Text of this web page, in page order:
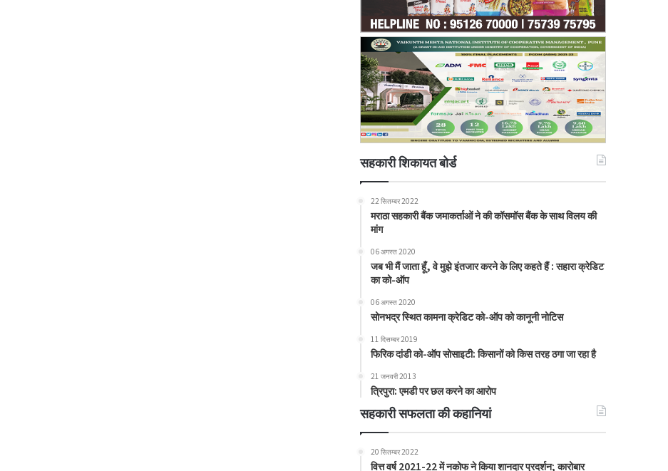
सहकारी शिकायत बोर्ड
22 सितम्बर 2022
मराठा सहकारी बैंक जमाकर्ताओं ने की कॉसमॉस बैंक के साथ विलय की
मांग
06 अगस्त 2020
जब भी मैं जाता हूँ, वे मुझे इंतजार करने के लिए कहते हैं : सहारा क्रेडिट
का को-ऑप
06 अगस्त 2020
सोनभद्र स्थित कामना क्रेडिट को-ऑप को कानूनी नोटिस
11 दिसम्बर 2019
फिरिक दांडी को-ऑप सोसाइटी: किसानों को किस तरह ठगा जा रहा है
21 जनवरी 2013
त्रिपुरा: एमडी पर छल करने का आरोप
सहकारी सफलता की कहानियां
20 सितम्बर 2022
वित्त वर्ष 2021-22 में नकोफ ने किया शानदार प्रदर्शन; कारोबार